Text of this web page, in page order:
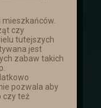
mieszkańców.
czy
tutejszych
jest
zabaw takich
pozwala aby
czy też